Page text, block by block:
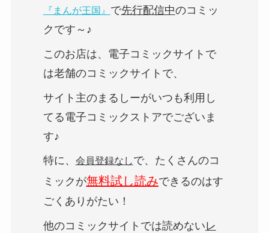
『まんが王国』 で先行配信中のコミッ
クです～♪
このお店は、電子コミックサイトで
は老舗のコミックサイトで、
サイト主のまるしーがいつも利用し
てる電子コミックストアでございま
す♪
特に、 会員登録なしで、たくさんのコ
ミックが無料試し読みできるのはす
ごくありがたい！
他のコミックサイトでは読めないレ